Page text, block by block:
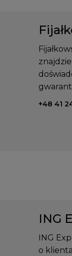
Telefon
+48 41
ING
ING
o